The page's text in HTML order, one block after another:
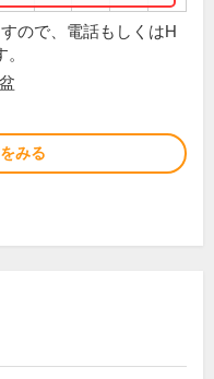
ので、電話もしくはH
みる